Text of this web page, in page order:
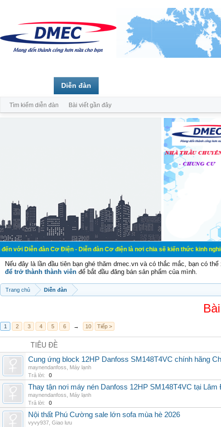
đàn Cơ Điện - Diễn đàn Cơ điện là nơi chia sẽ kiến thức kinh nghiệm
Nếu đây là lần đầu tiên bạn ghé thăm dmec.vn và có thắc mắc, bạn có
để trở thành thành viên để bắt đầu đăng bán sản phẩm của mình.
Trang chủ Diễn đàn
1 2 3 4 5 6 → 10 Tiếp >
TIÊU ĐỀ
Cung ứng block 12HP Danfoss SM148T4VC chính hãng
maynendanfoss
Máy lạnh
Trả lời:
0
Thay tận nơi máy nén Danfoss 12HP SM148T4VC tại
maynendanfoss
Máy lạnh
Trả lời:
0
Nội thất Phú Cường sale lớn sofa mùa hè 2026
vyvy937 Giao lưu
Diễn đàn
Tìm kiếm diễn đàn Bài viết gần đây